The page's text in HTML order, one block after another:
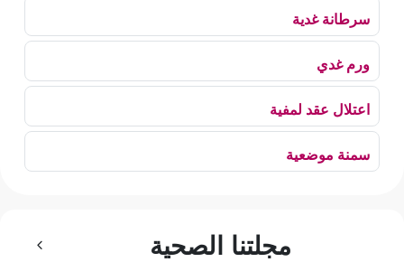
سرطانة غدية
ورم غدي
اعتلال عقد لمفية
سمنة موضعية
مجلتنا الصحية